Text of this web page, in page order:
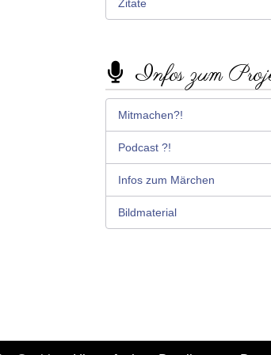
Zitate
Infos zum
Mitmachen?!
Podcast ?!
Infos zum Märchen
Bildmaterial